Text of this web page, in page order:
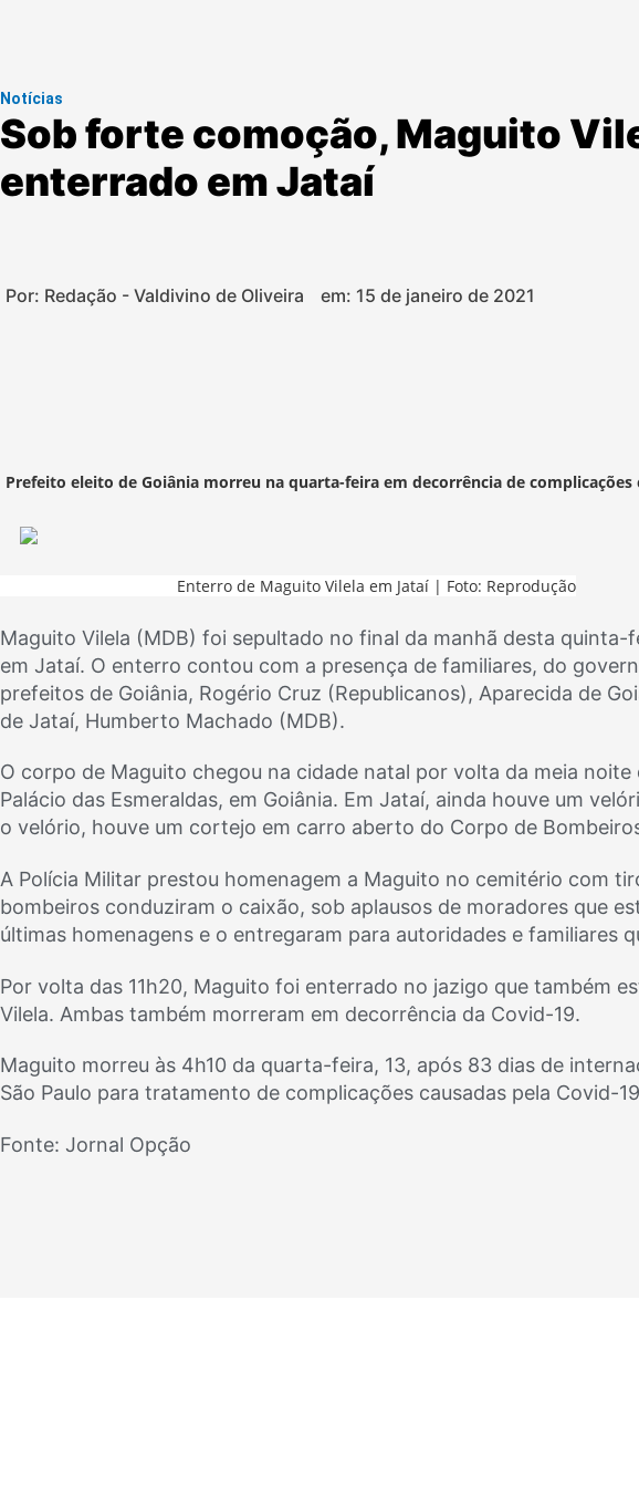
Notícias
Sob forte comoção, Maguito
enterrado em Jataí
Por: Redação - Valdivino de Oliveira em: 15 de janeiro de 2021
Prefeito eleito de Goiânia morreu na quarta-feira em decorrência de complicações
Enterro de Maguito Vilela em Jataí | Foto: Reprodução
Maguito Vilela (MDB) foi sepultado no final da manhã desta quinta-
em Jataí. O enterro contou com a presença de familiares, do
prefeitos de Goiânia, Rogério Cruz (Republicanos), Aparecida de
de Jataí, Humberto Machado (MDB).
O corpo de Maguito chegou na cidade natal por volta da meia
Palácio das Esmeraldas, em Goiânia. Em Jataí, ainda houve um
o velório, houve um cortejo em carro aberto do Corpo de
A Polícia Militar prestou homenagem a Maguito no cemitério com
bombeiros conduziram o caixão, sob aplausos de moradores que
últimas homenagens e o entregaram para autoridades e familiares
Por volta das 11h20, Maguito foi enterrado no jazigo que também
Vilela. Ambas também morreram em decorrência da Covid-19.
Maguito morreu às 4h10 da quarta-feira, 13, após 83 dias de
São Paulo para tratamento de complicações causadas pela Covid-
Fonte: Jornal Opção